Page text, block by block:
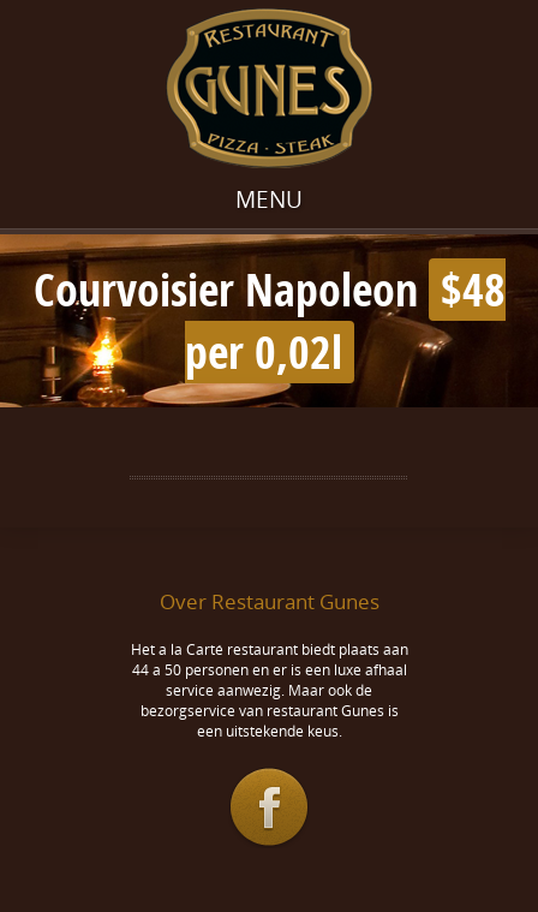
MENU
Courvoisier Napoleon $48
per 0,02l
Over Restaurant Gunes
Het a la Carté restaurant biedt plaats aan
44 a 50 personen en er is een luxe afhaal
service aanwezig. Maar ook de
bezorgservice van restaurant Gunes is
een uitstekende keus.